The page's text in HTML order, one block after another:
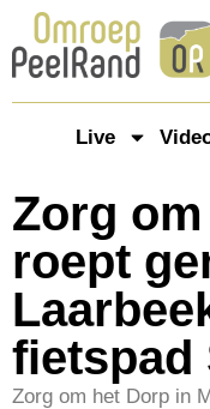
Live
Zorg
roept
fietspad
Zorg om het Dorp in